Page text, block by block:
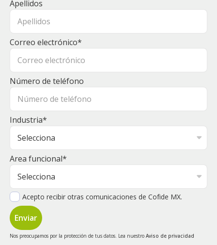
Apellidos
Correo electrónico*
Número de teléfono
Industria*
Area funcional*
Acepto recibir otras comunicaciones de Cofide MX.
Nos preocupamos por la protección de tus datos. Lea nuestro Aviso de privacidad